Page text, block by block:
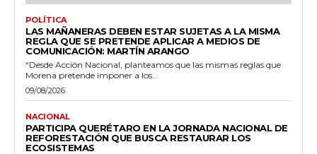
POLÍTICA
LAS MAÑANERAS DEBEN ESTAR SUJETAS A LA MISMA
REGLA QUE SE PRETENDE APLICAR A MEDIOS DE
COMUNICACIÓN: MARTÍN ARANGO
“Desde Acción Nacional, planteamos que las mismas reglas que
Morena pretende imponer a los...
09/08/2026
NACIONAL
PARTICIPA QUERÉTARO EN LA JORNADA NACIONAL DE
REFORESTACIÓN QUE BUSCA RESTAURAR LOS
ECOSISTEMAS